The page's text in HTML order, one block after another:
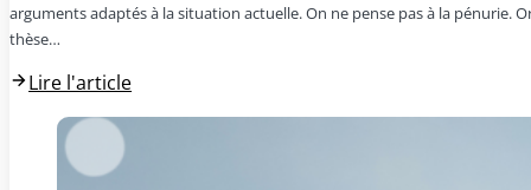
arguments adaptés à la situation actuelle. On ne pense pas à la pénurie.
thèse…
Lire l'article